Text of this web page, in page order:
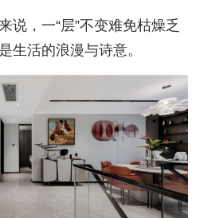
说，一“层”不变难免枯燥乏
生活的浪漫与诗意。